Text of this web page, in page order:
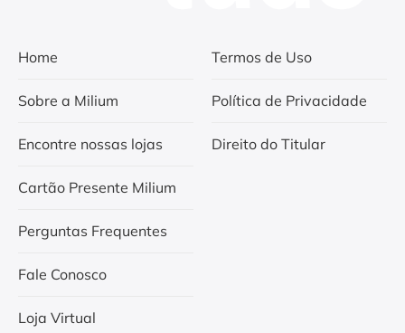
Home
Sobre a Milium
Encontre nossas lojas
Cartão Presente Milium
Perguntas Frequentes
Fale Conosco
Loja Virtual
Termos de Uso
Política de Privacidade
Direito do Titular